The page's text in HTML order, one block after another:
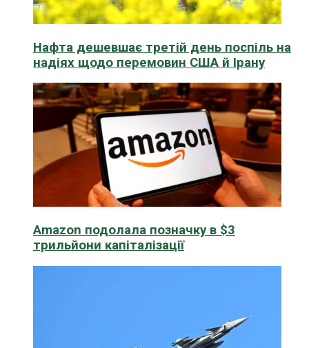
Нафта дешевшає третій день поспіль на
надіях щодо перемовин США й Ірану
Amazon подолала позначку в $3
трильйони капіталізації